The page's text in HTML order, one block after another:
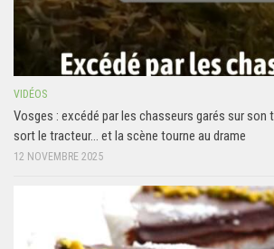
VIDÉOS
Vosges : excédé par les chasseurs garés sur son
sort le tracteur… et la scène tourne au drame
12 NOVEMBRE 2025